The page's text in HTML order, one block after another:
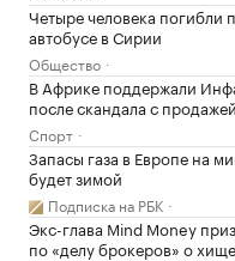
Четыре человека погибли
автобусе в Сирии
Общество
В Африке поддержали
после скандала с
Спорт
Запасы газа в Европе на
будет зимой
Подписка на РБК
Экс-глава Mind Money
по «делу брокеров» о